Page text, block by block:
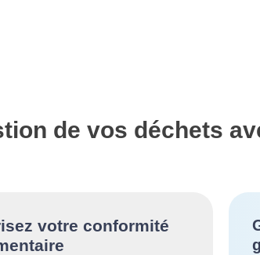
de vos déchets
votre conformité